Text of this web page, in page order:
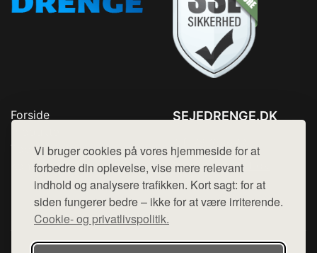
Vi bruger cookies på vores hjemmeside for at
forbedre din oplevelse, vise mere relevant
indhold og analysere trafikken. Kort sagt: for at
siden fungerer bedre – ikke for at være irriterende.
Cookie- og privatlivspolitik.
Forside
Top Rabatter
Kontakt
SEJEDRENGE.DK
Mail: hej@want.dk
Cookie- og privatlivspolitik